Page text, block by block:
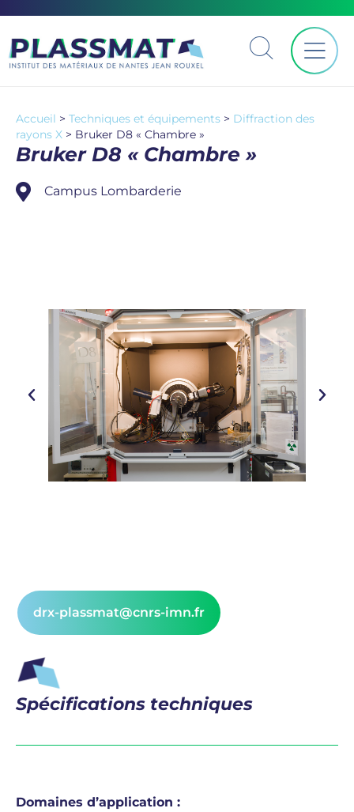
drx-plassmat@cnrs-imn.fr
Accueil > Techniques et équipements > Diffraction des
rayons X > Bruker D8 « Chambre »
Bruker D8 « Chambre »
Campus Lombarderie
Spécifications techniques
Domaines d’application :